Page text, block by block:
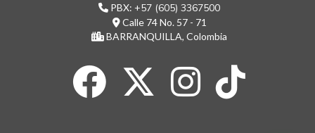
PBX: +57 (605) 3367500
Calle 74 No. 57 - 71
BARRANQUILLA, Colombia